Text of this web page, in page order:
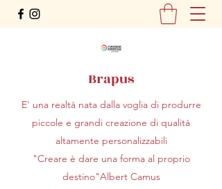
Brapus
E' una realtà nata dalla voglia di produrre
piccole e grandi creazione di qualità
altamente personalizzabili
"Creare è dare una forma al proprio
destino"Albert Camus